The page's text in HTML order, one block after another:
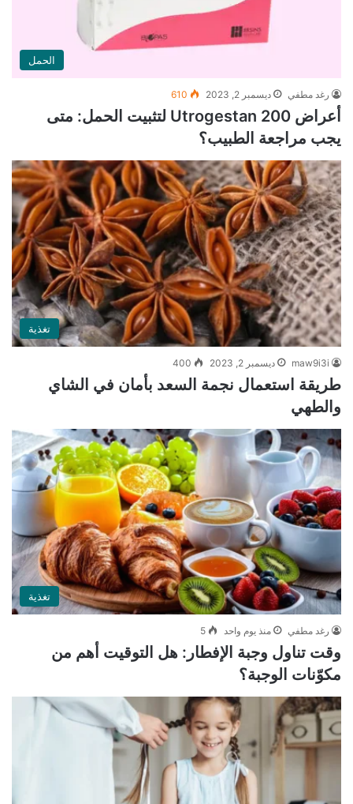
الحمل
رغد مطفي ديسمبر 2, 2023 610
أعراض Utrogestan 200 لتثبيت الحمل: متى
يجب مراجعة الطبيب؟
تغذية
maw9i3i ديسمبر 2, 2023 400
طريقة استعمال نجمة السعد بأمان في الشاي
والطهي
تغذية
رغد مطفي منذ يوم واحد 5
وقت تناول وجبة الإفطار: هل التوقيت أهم من
مكوّنات الوجبة؟